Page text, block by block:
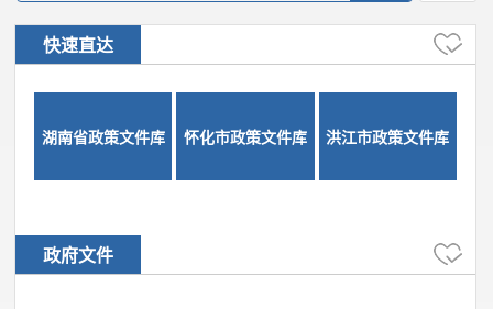
快速直达
湖南省政策文件库 怀化市政策文件库 洪江市政策文件库
政府文件